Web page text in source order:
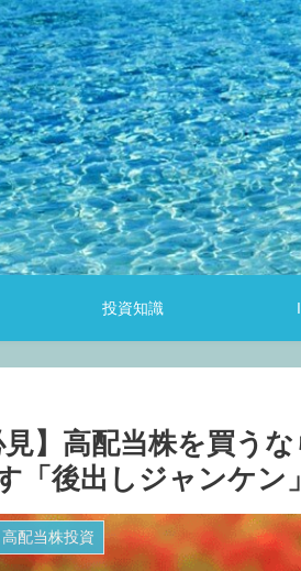
投資知識
見】高配当株を買う
「後出しジャンケン
高配当株投資